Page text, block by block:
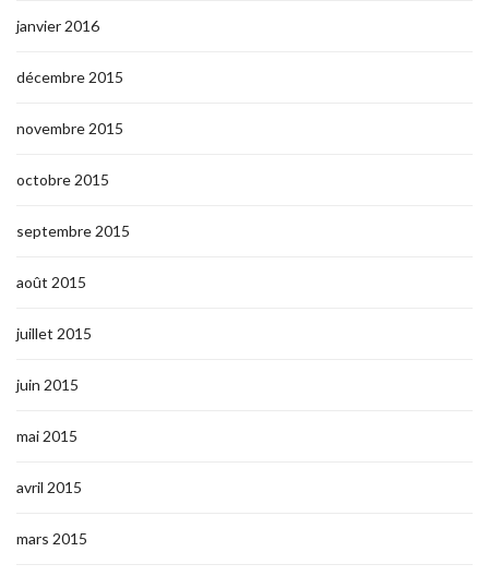
janvier 2016
décembre 2015
novembre 2015
octobre 2015
septembre 2015
août 2015
juillet 2015
juin 2015
mai 2015
avril 2015
mars 2015